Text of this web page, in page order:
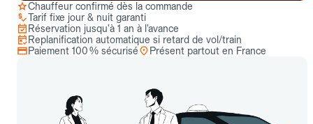
Chauffeur confirmé dès la commande
Tarif fixe jour & nuit garanti
Réservation jusqu’à 1 an à l’avance
Replanification automatique si retard de vol/train
Paiement 100 % sécurisé
Présent partout en France